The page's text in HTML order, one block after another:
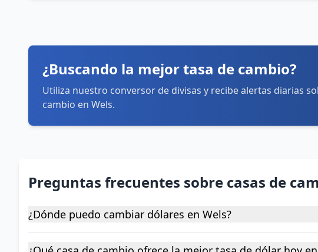
¿Buscando la mejor tasa de cambio?
Utiliza nuestro conversor de divisas y recibe alertas diarias
cambio en Wels.
Preguntas frecuentes sobre casas de
¿Dónde puedo cambiar dólares en Wels?